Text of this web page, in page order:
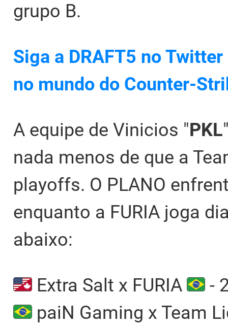
grupo B.
Siga a DRAFT5 no
no mundo do Counter-
A equipe de Vinicios "PKL
nada menos de que a
playoffs. O PLANO
enquanto a FURIA joga
abaixo:
Extra Salt x FURIA
-
paiN Gaming x Team